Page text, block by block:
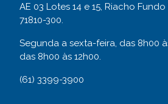
AE 03 Lotes 14 e 15, Riacho Fundo
71810-300.
Segunda a sexta-feira, das 8h00
das 8h00 às 12h00.
(61) 3399-3900